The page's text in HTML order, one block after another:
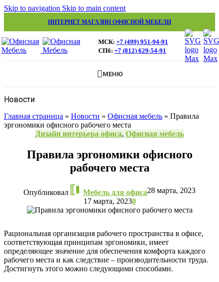
Skip to navigation Skip to main content
ИНТЕРНЕТ МАГАЗИН ОФИСНОЙ МЕБЕЛИ
МСК: +7 (499) 951-94-91
СПб: +7 (812) 629-54-91
МЕНЮ
Новости
Главная страница » Новости » Офисная мебель » Правила
эргономики офисного рабочего места
Дизайн интерьера офиса, Офисная мебель
Правила эргономики офисного
рабочего места
Опубликовал Мебель для офиса28 марта, 2023
17 марта, 20230
Рациональная организация рабочего пространства в офисе,
соответствующая принципам эргономики, имеет
определяющее значение для обеспечения комфорта каждого
рабочего места и как следствие – производительности труда.
Достигнуть этого можно следующими способами.